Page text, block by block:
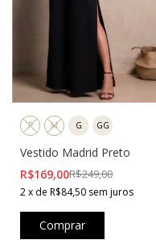
P M G GG
Vestido Madrid Preto
R$169,00R$249,00
2x de R$84,50 sem juros
Comprar